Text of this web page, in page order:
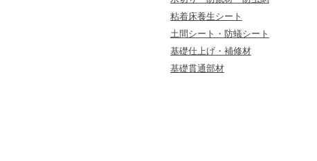
粘着床養生シート
土間シート・防蟻シート
基礎仕上げ・補修材
基礎貫通部材